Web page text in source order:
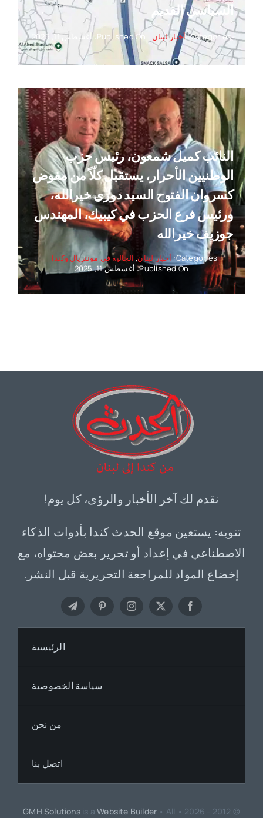
السياسي القديم
Categories: أخبار لبنان Published On: أغسطس 11, 2025
النائب كميل شمعون، رئيس حزب
الوطنيين الأحرار، يستقبل كلّاً من مفوض
كسروان الفتوح السيد دوري خيرالله،
ورئيس فرع الحزب في كيبيك، المهندس
جوزيف خيرالله
Categories: أخبار لبنان, الجالية في مونتريال وكندا
Published On: أغسطس 11, 2025
نقدم لك آخر الأخبار والرؤى، كل يوم!
تنويه: يستعين موقع الحدث كندا بأدوات الذكاء
الاصطناعي في إعداد أو تحرير بعض محتواه، مع
إخضاع المواد للمراجعة التحريرية قبل النشر.
الرئيسية
سياسة الخصوصية
من نحن
اتصل بنا
© 2012 - 2026 •
GMH Solutionsis aWebsite Builder • All